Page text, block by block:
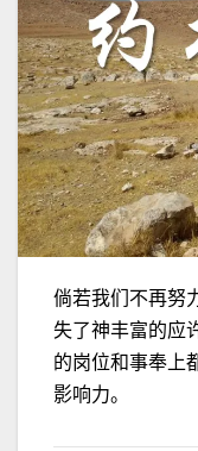
倘若我们不再努
失了神丰富的应
的岗位和事奉上
影响力。